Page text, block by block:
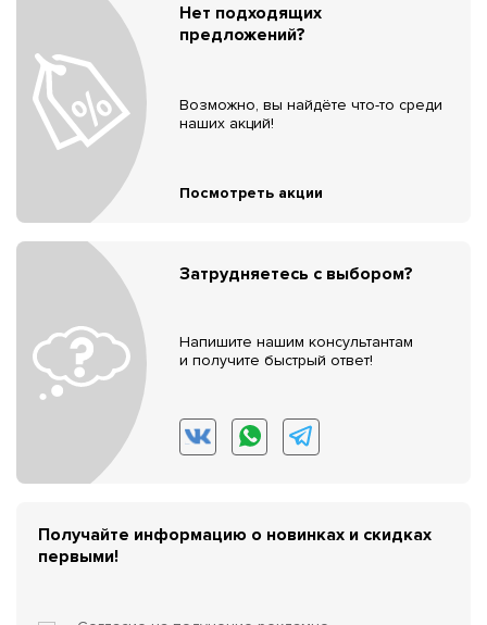
Нет подходящих
предложений?
Возможно, вы найдёте что-то среди
наших акций!
Посмотреть акции
Затрудняетесь с выбором?
Напишите нашим консультантам
и получите быстрый ответ!
Получайте информацию о новинках и скидках
первыми!